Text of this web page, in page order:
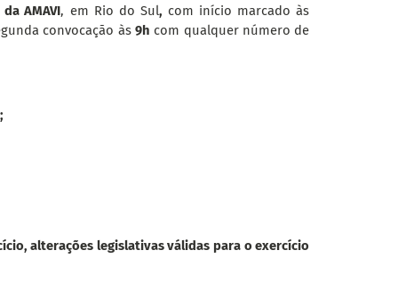
AMAVI, em Rio do Sul, com início marcado às
convocação às9h com qualquer número de
alterações legislativas válidas para o exercício